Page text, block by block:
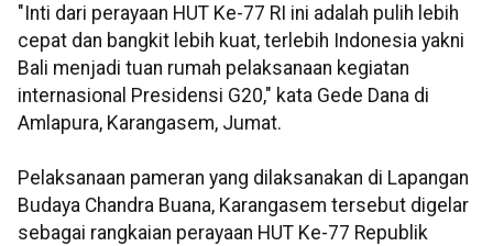
"Inti dari perayaan HUT Ke-77 RI ini adalah pulih lebih
cepat dan bangkit lebih kuat, terlebih Indonesia yakni
Bali menjadi tuan rumah pelaksanaan kegiatan
internasional Presidensi G20," kata Gede Dana di
Amlapura, Karangasem, Jumat.
Pelaksanaan pameran yang dilaksanakan di Lapangan
Budaya Chandra Buana, Karangasem tersebut digelar
sebagai rangkaian perayaan HUT Ke-77 Republik